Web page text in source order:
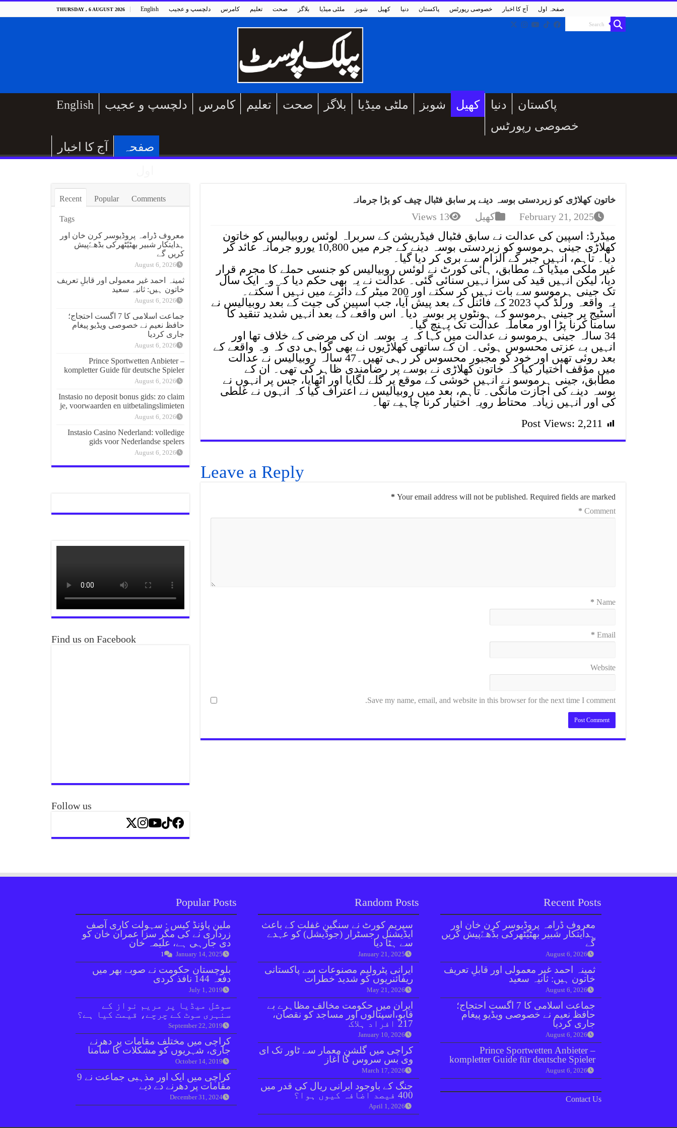
THURSDAY , 6 AUGUST 2026 English دلچسپ و عجیب کامرس تعلیم صحت بلاگز ملٹی میڈیا شوبز کھیل دنیا پاکستان خصوصی رپورٹس آج کا اخبار صفحہ اول
English دلچسپ و عجیب کامرس تعلیم صحت بلاگز ملٹی میڈیا شوبز کھیل دنیا
پاکستان
خصوصی رپورٹس
آج کا اخبار
صفحہ
خاتون کھلاڑی کو زبردستی بوسہ دینے پر سابق فٹبال چیف کو بڑا جرمانہ
February 21, 2025 کھیل 13 Views
میڈرڈ: اسپین کی عدالت نے سابق فٹبال فیڈریشن کے سربراہ لوئس روبیالیس کو خاتون
کھلاڑی جینی ہرموسو کو زبردستی بوسہ دینے کے جرم میں 10,800 یورو جرمانہ عائد کر
دیا۔ تاہم، انہیں جبر کے الزام سے بری کر دیا گیا۔
غیر ملکی میڈیا کے مطابق، ہائی کورٹ نے لوئس روبیالیس کو جنسی حملے کا مجرم قرار
دیا، لیکن انہیں قید کی سزا نہیں سنائی گئی۔ عدالت نے یہ بھی حکم دیا کہ وہ ایک سال
تک جینی ہرموسو سے بات نہیں کر سکتے اور 200 میٹر کے دائرے میں نہیں آ سکتے۔
یہ واقعہ ورلڈ کپ 2023 کے فائنل کے بعد پیش آیا، جب اسپین کی جیت کے بعد روبیالیس نے
اسٹیج پر جینی ہرموسو کے ہونٹوں پر بوسہ دیا۔ اس واقعے کے بعد انہیں شدید تنقید کا
سامنا کرنا پڑا اور معاملہ عدالت تک پہنچ گیا۔
34 سالہ جینی ہرموسو نے عدالت میں کہا کہ یہ بوسہ ان کی مرضی کے خلاف تھا اور
انہیں بے عزتی محسوس ہوئی۔ ان کے ساتھی کھلاڑیوں نے بھی گواہی دی کہ وہ واقعے کے
بعد روئی تھیں اور خود کو مجبور محسوس کر رہی تھیں۔47 سالہ روبیالیس نے عدالت
میں مؤقف اختیار کیا کہ خاتون کھلاڑی نے بوسے پر رضامندی ظاہر کی تھی۔ ان کے
مطابق، جینی ہرموسو نے انہیں خوشی کے موقع پر گلے لگایا اور اٹھایا، جس پر انہوں نے
بوسہ دینے کی اجازت مانگی۔ تاہم، بعد میں روبیالیس نے اعتراف کیا کہ انہوں نے غلطی
کی اور انہیں زیادہ محتاط رویہ اختیار کرنا چاہیے تھا۔
Post Views: 2,211
Leave a Reply
Your email address will not be published. Required fields are marked
*
Comment
*
Name
*
Email
*
Website
Save my name, email, and website in this browser for the next time I comment.
Recent Popular Comments
Tags
معروف ڈرامہ پروڈیوسر کرن خان اور
ہدایتکار شبیر بھٹیًٹھرکی بڈھےًپیش
کریں گے
August 6, 2026
ثمینہ احمد غیر معمولی اور قابلِ تعریف
خاتون ہیں: ثانیہ سعید
August 6, 2026
جماعت اسلامی کا 7 اگست احتجاج؛
حافظ نعیم نے خصوصی ویڈیو پیغام
جاری کردیا
August 6, 2026
Prince Sportwetten Anbieter –
kompletter Guide für deutsche Spieler
August 6, 2026
Instasio no deposit bonus gids: zo claim
je, voorwaarden en uitbetalingslimieten
August 6, 2026
Instasio Casino Nederland: volledige
gids voor Nederlandse spelers
August 6, 2026
Find us on Facebook
Follow us
Popular Posts
ملین پاؤنڈ کیس : سہولت کاری آصف
زرداری نے کی مگر سزا عمران خان کو
دی جارہی ہے، علیمہ خان
January 14, 2025
1
بلوچستان حکومت نے صوبے بھر میں
دفعہ 144 نافذ کردی
July 1, 2019
سوشل میڈیا پر مریم نواز کے
سنہری سوٹ کے چرچے، قیمت کیا ہے؟
September 22, 2019
کراچی میں مختلف مقامات پر دھرنے
جاری، شہریوں کو مشکلات کا سامنا
October 14, 2019
کراچی میں ایک اور مذہبی جماعت نے 9
مقامات پر دھرنے دے دیے
December 31, 2024
Random Posts
سپریم کورٹ نے سنگین غفلت کے باعث
ایڈیشنل رجسٹرار (جوڈیشل) کو عہدے
سے ہٹا دیا
January 21, 2025
ایرانی پٹرولیم مصنوعات سے پاکستانی
ریفائنریوں کو شدید خطرات
May 21, 2026
ایران میں حکومت مخالف مظاہرے بے
قابو،اسپتالوں اور مساجد کو نقصان،
217 افراد ہلاک
January 10, 2026
کراچی میں گلشن معمار سے ٹاور تک ای
وی بس سروس کا آغاز
March 17, 2026
جنگ کے باوجود ایرانی ریال کی قدر میں
400 فیصد اضافہ کیوں ہوا؟
April 1, 2026
Recent Posts
معروف ڈرامہ پروڈیوسر کرن خان اور
ہدایتکار شبیر بھٹیًٹھرکی بڈھےًپیش کریں
گے
August 6, 2026
ثمینہ احمد غیر معمولی اور قابلِ تعریف
خاتون ہیں: ثانیہ سعید
August 6, 2026
جماعت اسلامی کا 7 اگست احتجاج؛
حافظ نعیم نے خصوصی ویڈیو پیغام
جاری کردیا
August 6, 2026
Prince Sportwetten Anbieter –
kompletter Guide für deutsche Spieler
August 6, 2026
Contact Us